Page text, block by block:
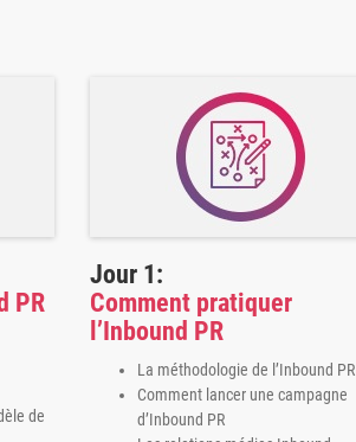
PR
de
Jour 1:
Comment pratiquer
l’Inbound PR
La méthodologie de l’Inbound PR
Comment lancer une campagne
d’Inbound PR